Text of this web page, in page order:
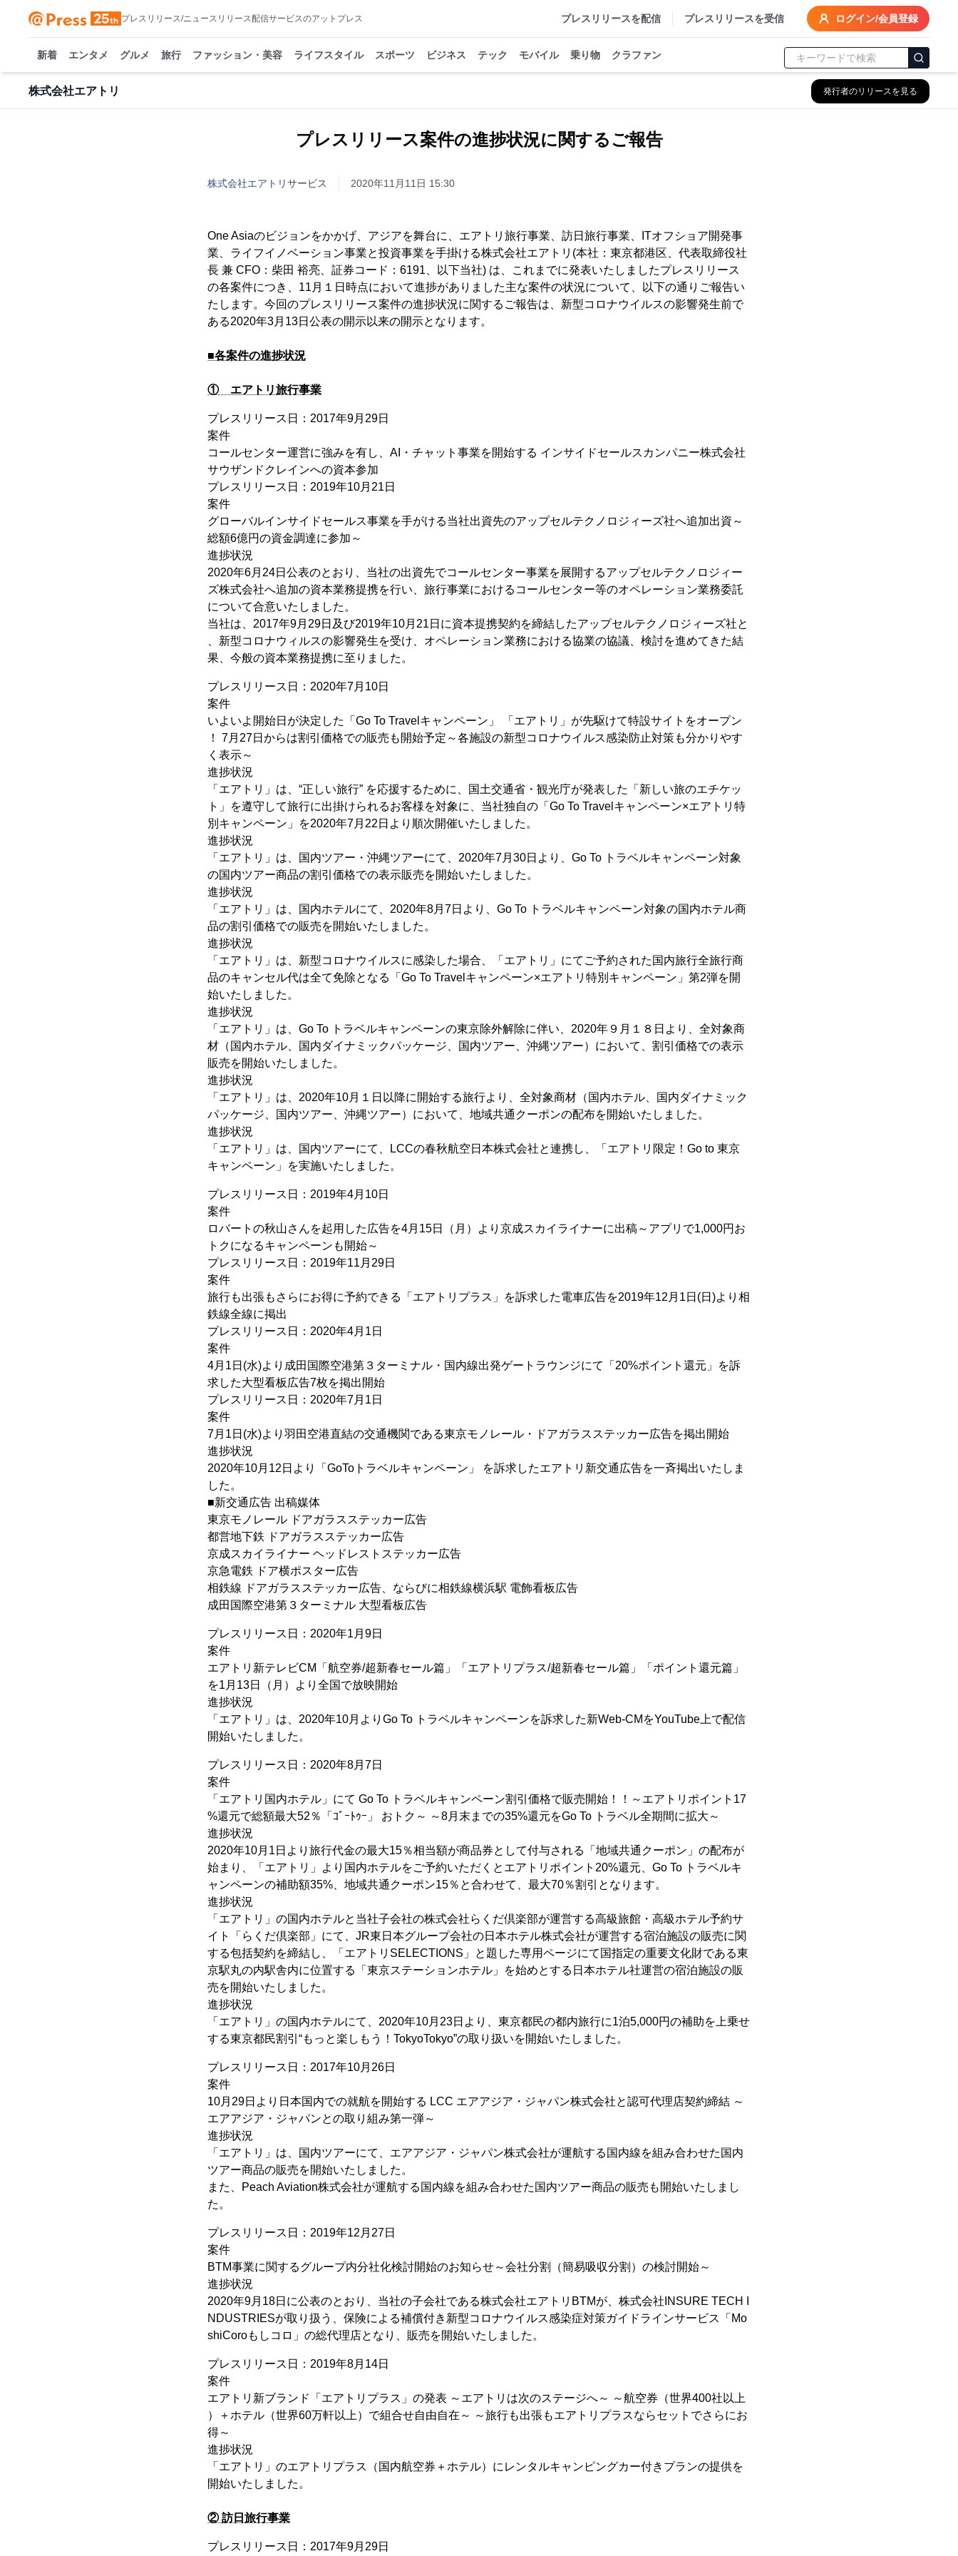
プレスリリース/ニュースリリース配信サービスのアットプレス プレスリリースを配信 プレスリリースを受信 ログイン/会員登録
新着 エンタメ グルメ 旅行 ファッション・美容 ライフスタイル スポーツ ビジネス テック モバイル 乗り物 クラファン
株式会社エアトリ 発行者のリリースを見る
プレスリリース案件の進捗状況に関するご報告
株式会社エアトリサービス 2020年11月11日 15:30
One Asiaのビジョンをかかげ、アジアを舞台に、エアトリ旅行事業、訪日旅行事業、ITオフショア開発事
業、ライフイノベーション事業と投資事業を手掛ける株式会社エアトリ(本社：東京都港区、代表取締役社
長 兼 CFO：柴田 裕亮、証券コード：6191、以下当社) は、これまでに発表いたしましたプレスリリース
の各案件につき、11月１日時点において進捗がありました主な案件の状況について、以下の通りご報告い
たします。今回のプレスリリース案件の進捗状況に関するご報告は、新型コロナウイルスの影響発生前で
ある2020年3月13日公表の開示以来の開示となります。
■各案件の進捗状況
① エアトリ旅行事業
プレスリリース日：2017年9月29日
案件
コールセンター運営に強みを有し、AI・チャット事業を開始する インサイドセールスカンパニー株式会社
サウザンドクレインへの資本参加
プレスリリース日：2019年10月21日
案件
グローバルインサイドセールス事業を手がける当社出資先のアップセルテクノロジィーズ社へ追加出資～
総額6億円の資金調達に参加～
進捗状況
2020年6月24日公表のとおり、当社の出資先でコールセンター事業を展開するアップセルテクノロジィー
ズ株式会社へ追加の資本業務提携を行い、旅行事業におけるコールセンター等のオペレーション業務委託
について合意いたしました。
当社は、2017年9月29日及び2019年10月21日に資本提携契約を締結したアップセルテクノロジィーズ社と
、新型コロナウィルスの影響発生を受け、オペレーション業務における協業の協議、検討を進めてきた結
果、今般の資本業務提携に至りました。
プレスリリース日：2020年7月10日
案件
いよいよ開始日が決定した「Go To Travelキャンペーン」 「エアトリ」が先駆けて特設サイトをオープン
！ 7月27日からは割引価格での販売も開始予定～各施設の新型コロナウイルス感染防止対策も分かりやす
く表示～
進捗状況
「エアトリ」は、“正しい旅行” を応援するために、国土交通省・観光庁が発表した「新しい旅のエチケッ
ト」を遵守して旅行に出掛けられるお客様を対象に、当社独自の「Go To Travelキャンペーン×エアトリ特
別キャンペーン」を2020年7月22日より順次開催いたしました。
進捗状況
「エアトリ」は、国内ツアー・沖縄ツアーにて、2020年7月30日より、Go To トラベルキャンペーン対象
の国内ツアー商品の割引価格での表示販売を開始いたしました。
進捗状況
「エアトリ」は、国内ホテルにて、2020年8月7日より、Go To トラベルキャンペーン対象の国内ホテル商
品の割引価格での販売を開始いたしました。
進捗状況
「エアトリ」は、新型コロナウイルスに感染した場合、「エアトリ」にてご予約された国内旅行全旅行商
品のキャンセル代は全て免除となる「Go To Travelキャンペーン×エアトリ特別キャンペーン」第2弾を開
始いたしました。
進捗状況
「エアトリ」は、Go To トラベルキャンペーンの東京除外解除に伴い、2020年９月１８日より、全対象商
材（国内ホテル、国内ダイナミックパッケージ、国内ツアー、沖縄ツアー）において、割引価格での表示
販売を開始いたしました。
進捗状況
「エアトリ」は、2020年10月１日以降に開始する旅行より、全対象商材（国内ホテル、国内ダイナミック
パッケージ、国内ツアー、沖縄ツアー）において、地域共通クーポンの配布を開始いたしました。
進捗状況
「エアトリ」は、国内ツアーにて、LCCの春秋航空日本株式会社と連携し、「エアトリ限定！Go to 東京
キャンペーン」を実施いたしました。
プレスリリース日：2019年4月10日
案件
ロバートの秋山さんを起用した広告を4月15日（月）より京成スカイライナーに出稿～アプリで1,000円お
トクになるキャンペーンも開始～
プレスリリース日：2019年11月29日
案件
旅行も出張もさらにお得に予約できる「エアトリプラス」を訴求した電車広告を2019年12月1日(日)より相
鉄線全線に掲出
プレスリリース日：2020年4月1日
案件
4月1日(水)より成田国際空港第３ターミナル・国内線出発ゲートラウンジにて「20%ポイント還元」を訴
求した大型看板広告7枚を掲出開始
プレスリリース日：2020年7月1日
案件
7月1日(水)より羽田空港直結の交通機関である東京モノレール・ドアガラスステッカー広告を掲出開始
進捗状況
2020年10月12日より「GoToトラベルキャンペーン」 を訴求したエアトリ新交通広告を一斉掲出いたしま
した。
■新交通広告 出稿媒体
東京モノレール ドアガラスステッカー広告
都営地下鉄 ドアガラスステッカー広告
京成スカイライナー ヘッドレストステッカー広告
京急電鉄 ドア横ポスター広告
相鉄線 ドアガラスステッカー広告、ならびに相鉄線横浜駅 電飾看板広告
成田国際空港第３ターミナル 大型看板広告
プレスリリース日：2020年1月9日
案件
エアトリ新テレビCM「航空券/超新春セール篇」「エアトリプラス/超新春セール篇」「ポイント還元篇」
を1月13日（月）より全国で放映開始
進捗状況
「エアトリ」は、2020年10月よりGo To トラベルキャンペーンを訴求した新Web-CMをYouTube上で配信
開始いたしました。
プレスリリース日：2020年8月7日
案件
「エアトリ国内ホテル」にて Go To トラベルキャンペーン割引価格で販売開始！！～エアトリポイント17
%還元で総額最大52％「ｺﾞｰﾄｩｰ」 おトク～ ～8月末までの35%還元をGo To トラベル全期間に拡大～
進捗状況
2020年10月1日より旅行代金の最大15％相当額が商品券として付与される「地域共通クーポン」の配布が
始まり、「エアトリ」より国内ホテルをご予約いただくとエアトリポイント20%還元、Go To トラベルキ
ャンペーンの補助額35%、地域共通クーポン15％と合わせて、最大70％割引となります。
進捗状況
「エアトリ」の国内ホテルと当社子会社の株式会社らくだ倶楽部が運営する高級旅館・高級ホテル予約サ
イト「らくだ倶楽部」にて、JR東日本グループ会社の日本ホテル株式会社が運営する宿泊施設の販売に関
する包括契約を締結し、「エアトリSELECTIONS」と題した専用ページにて国指定の重要文化財である東
京駅丸の内駅舎内に位置する「東京ステーションホテル」を始めとする日本ホテル社運営の宿泊施設の販
売を開始いたしました。
進捗状況
「エアトリ」の国内ホテルにて、2020年10月23日より、東京都民の都内旅行に1泊5,000円の補助を上乗せ
する東京都民割引“もっと楽しもう！TokyoTokyo”の取り扱いを開始いたしました。
プレスリリース日：2017年10月26日
案件
10月29日より日本国内での就航を開始する LCC エアアジア・ジャパン株式会社と認可代理店契約締結 ～
エアアジア・ジャパンとの取り組み第一弾～
進捗状況
「エアトリ」は、国内ツアーにて、エアアジア・ジャパン株式会社が運航する国内線を組み合わせた国内
ツアー商品の販売を開始いたしました。
また、Peach Aviation株式会社が運航する国内線を組み合わせた国内ツアー商品の販売も開始いたしまし
た。
プレスリリース日：2019年12月27日
案件
BTM事業に関するグループ内分社化検討開始のお知らせ～会社分割（簡易吸収分割）の検討開始～
進捗状況
2020年9月18日に公表のとおり、当社の子会社である株式会社エアトリBTMが、株式会社INSURE TECH I
NDUSTRIESが取り扱う、保険による補償付き新型コロナウイルス感染症対策ガイドラインサービス「Mo
shiCoroもしコロ 」の総代理店となり、販売を開始いたしました。
プレスリリース日：2019年8月14日
案件
エアトリ新ブランド「エアトリプラス」の発表 ～エアトリは次のステージへ～ ～航空券（世界400社以上
）＋ホテル（世界60万軒以上）で組合せ自由自在～ ～旅行も出張もエアトリプラスならセットでさらにお
得～
進捗状況
「エアトリ」のエアトリプラス（国内航空券＋ホテル）にレンタルキャンピングカー付きプランの提供を
開始いたしました。
② 訪日旅行事業
プレスリリース日：2017年9月29日